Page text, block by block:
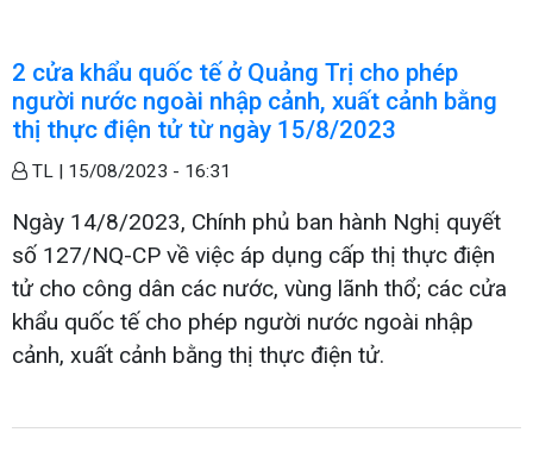
2 cửa khẩu quốc tế ở Quảng Trị cho phép
người nước ngoài nhập cảnh, xuất cảnh bằng
thị thực điện tử từ ngày 15/8/2023
TL | 15/08/2023 - 16:31
Ngày 14/8/2023, Chính phủ ban hành Nghị quyết
số 127/NQ-CP về việc áp dụng cấp thị thực điện
tử cho công dân các nước, vùng lãnh thổ; các cửa
khẩu quốc tế cho phép người nước ngoài nhập
cảnh, xuất cảnh bằng thị thực điện tử.